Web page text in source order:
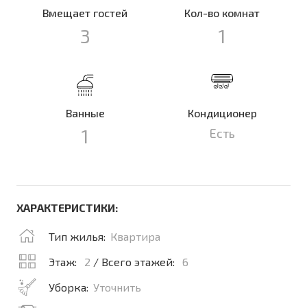
Вмещает гостей
3
Кол-во комнат
1
Ванные
1
Кондиционер
Есть
ХАРАКТЕРИСТИКИ:
Тип жилья: Квартира
Этаж:
2 / Всего этажей:
6
Уборка: Уточнить